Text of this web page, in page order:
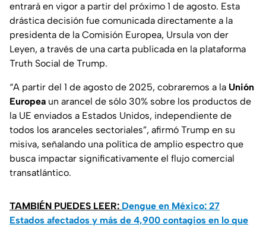
entrará en vigor a partir del próximo 1 de agosto. Esta
drástica decisión fue comunicada directamente a la
presidenta de la Comisión Europea, Ursula von der
Leyen, a través de una carta publicada en la plataforma
Truth Social de Trump.
“A partir del 1 de agosto de 2025, cobraremos a la Unión
Europea un arancel de sólo 30% sobre los productos de
la UE enviados a Estados Unidos, independiente de
todos los aranceles sectoriales”, afirmó Trump en su
misiva, señalando una política de amplio espectro que
busca impactar significativamente el flujo comercial
transatlántico.
TAMBIÉN PUEDES LEER: Dengue en México: 27
Estados afectados y más de 4,900 contagios en lo que